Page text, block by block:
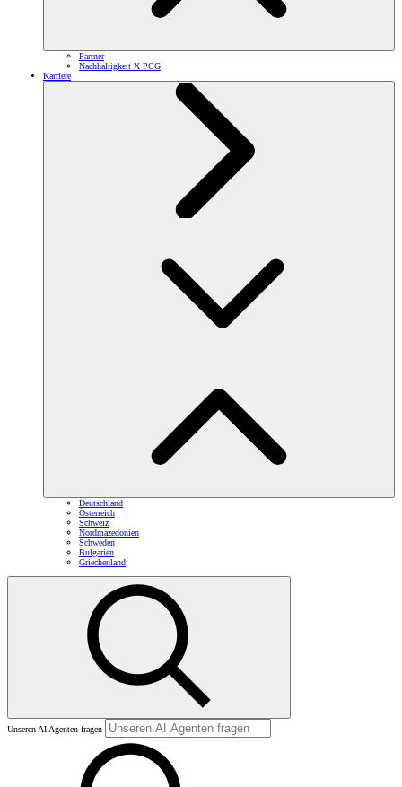
Partner
Nachhaltigkeit X PCG
Karriere
Deutschland
Österreich
Schweiz
Nordmazedonien
Schweden
Bulgarien
Griechenland
Unseren AI Agenten fragen